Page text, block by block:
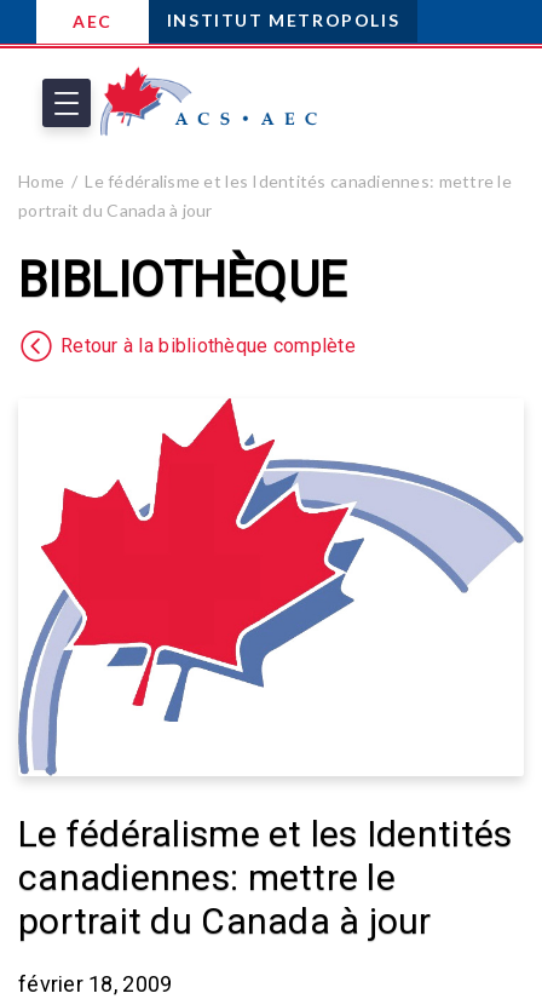
AEC INSTITUT METROPOLIS
Home
Le fédéralisme et les Identités canadiennes: mettre le
portrait du Canada à jour
BIBLIOTHÈQUE
Retour à la bibliothèque complète
Le fédéralisme et les Identités
canadiennes: mettre le
portrait du Canada à jour
février 18, 2009